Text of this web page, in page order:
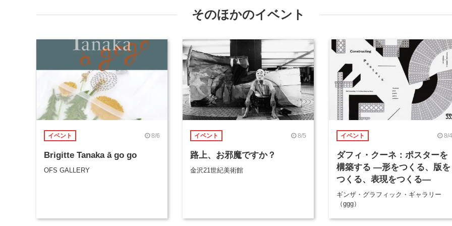
そのほかのイベント
イベント 8/6
Brigitte Tanaka ā go go
OFS GALLERY
イベント 8/5
路上、お邪魔ですか？
金沢21世紀美術館
イベント 8/4
ダフィ・クーネ：ポスターを
構築する ―形をつくる、版を
つくる、表現をつくる―
ギンザ・グラフィック・ギャラリー
（ggg）